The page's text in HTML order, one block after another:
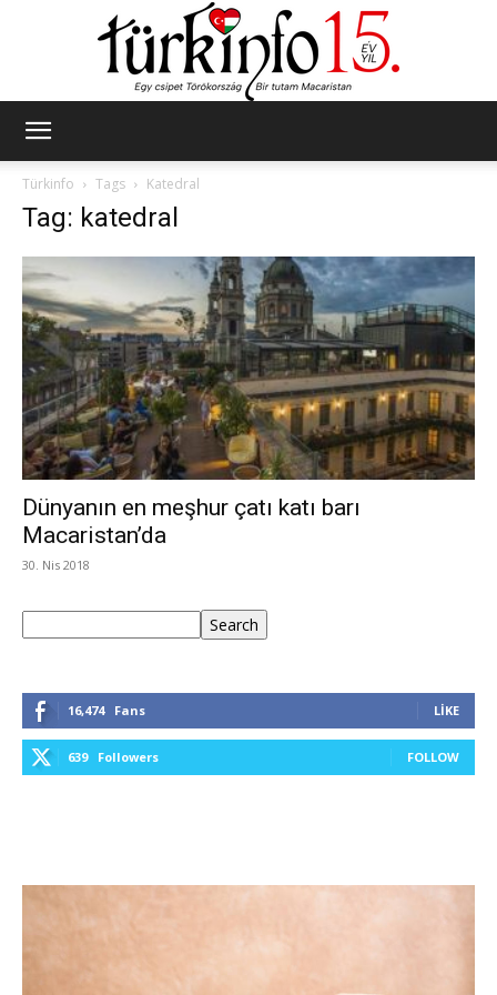
Türkinfo
Tags Katedral
Tag: katedral
Dünyanın en meşhur çatı katı barı
Macaristan’da
30. Nis 2018
Search
16,474 Fans LIKE
639 Followers FOLLOW